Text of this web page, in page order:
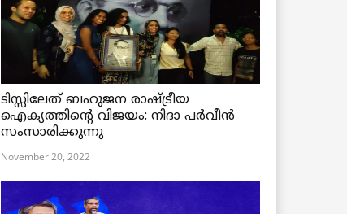
ടിസ്സിലേത് ബഹുജന രാഷ്ട്രീയ
ഐക്യത്തിന്റെ വിജയം: നിദാ പർവീൻ
സംസാരിക്കുന്നു
November 20, 2022